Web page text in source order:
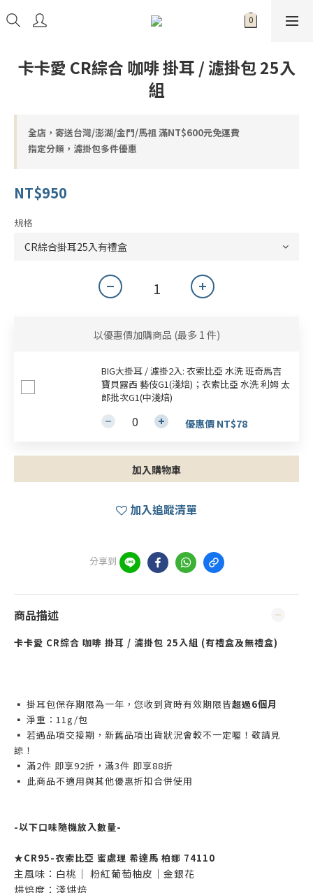
卡卡愛 CR綜合 咖啡 掛耳 / 濾掛包 25入
組
全店，寄送台灣/澎湖/金門/馬祖 滿NT$600元免運費
指定分類，濾掛包多件優惠
NT$950
規格
以優惠價加購商品 (最多 1 件)
BIG大掛耳 / 濾掛2入: 衣索比亞 水洗 班奇馬吉
寶貝露西 藝伎G1(淺焙)；衣索比亞 水洗 利姆 太
郎批次G1(中淺焙)
優惠價 NT$78
加入購物車
加入追蹤清單
分享到
商品描述
卡卡愛 CR綜合 咖啡 掛耳 / 濾掛包 25入組 (有禮盒及無禮盒)
▪ 掛耳包保存期限為一年，您收到貨時有效期限皆超過6個月
▪ 淨重：11g/包
▪ 若遇品項交接期，新舊品項出貨狀況會較不一定喔！敬請見
諒！
▪ 滿2件 即享92折，滿3件 即享88折
▪ 此商品不適用與其他優惠折扣合併使用
-以下口味隨機放入數量-
★CR95-衣索比亞 蜜處理 希達馬 柏娜 74110
主風味：白桃｜ 粉紅葡萄柚皮｜金銀花
烘焙度：淺烘焙